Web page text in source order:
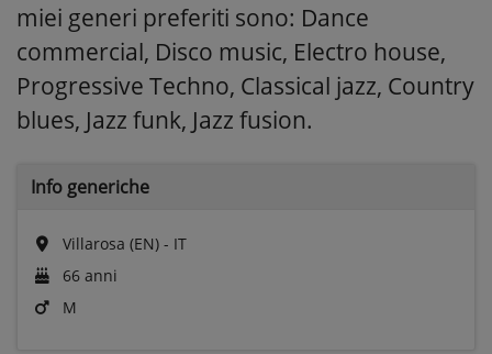
miei generi preferiti sono: Dance
commercial, Disco music, Electro house,
Progressive Techno, Classical jazz, Country
blues, Jazz funk, Jazz fusion.
Info generiche
Villarosa (EN) - IT
66 anni
M